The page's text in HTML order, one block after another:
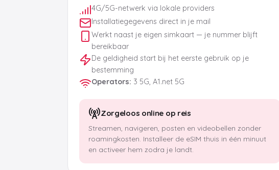
4G/5G-netwerk via lokale providers
Installatiegegevens direct in je mail
Werkt naast je eigen simkaart — je nummer blijft
bereikbaar
De geldigheid start bij het eerste gebruik op je
bestemming
Operators: 3 5G, A1.net 5G
Zorgeloos online op reis
Streamen, navigeren, posten en videobellen zonder
roamingkosten. Installeer de eSIM thuis in één minuut
en activeer hem zodra je landt.